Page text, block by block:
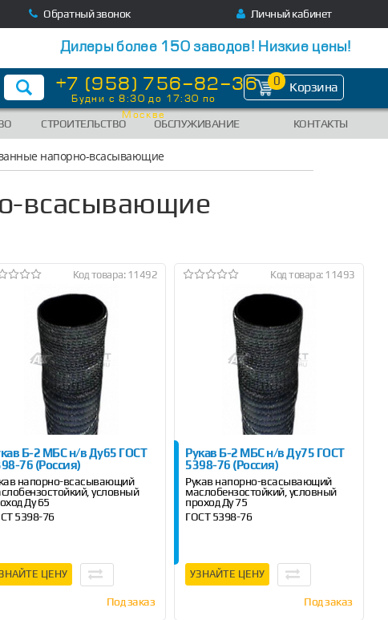
Обратный звонок Личный кабинет
Дилеры более 150 заводов! Низкие цены!
+7 (958) 756-82-36
Будни с 8:30 до 17:30 по
Москве
0 Корзина
СТРОИТЕЛЬСТВО ОБСЛУЖИВАНИЕ КОНТАКТЫ
напорно-всасывающие
всасывающие
Код товара: 11492
Б-2 МБС н/в Ду65 ГОСТ
76 (Россия)
напорно-всасывающий
условный
Ду 65
5398-76
ЦЕНУ
Под заказ
Код товара: 11493
Рукав Б-2 МБС н/в Ду75 ГОСТ
5398-76 (Россия)
Рукав напорно-всасывающий
маслобензостойкий, условный
проход Ду 75
ГОСТ 5398-76
УЗНАЙТЕ ЦЕНУ
Под заказ